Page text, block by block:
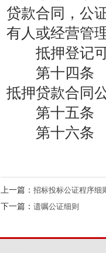
贷款合同，公
有人或经营管
抵押登记可
第十四条 以
抵押贷款合同
第十五条
第十六条
上一篇： 招标投标公证程序细
下一篇： 遗嘱公证细则